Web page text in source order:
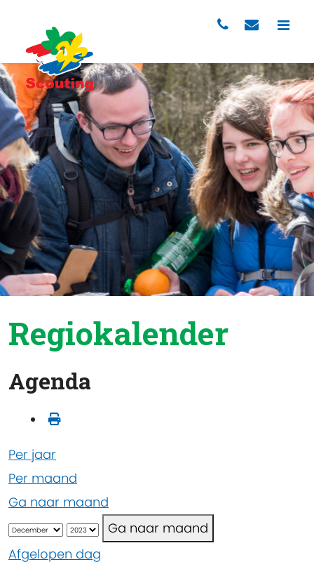
Regiokalender
Agenda
Per jaar
Per maand
Ga naar maand
Ga naar maand
Afgelopen dag